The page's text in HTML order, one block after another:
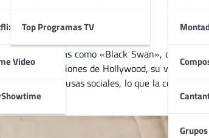
Video
Top Programas TV
Grupos
en películas como «Black Swan», que le
producciones de Hollywood, su
con causas sociales, lo que la convierte